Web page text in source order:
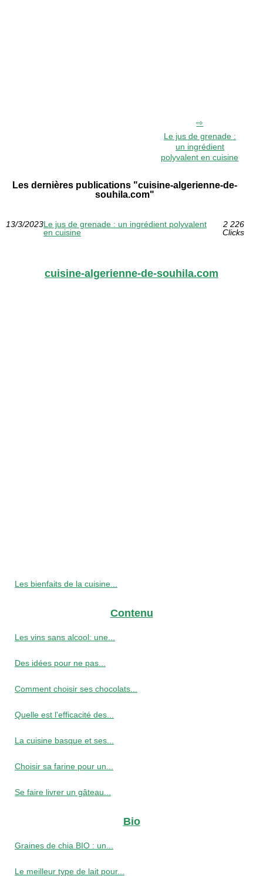
Le jus de grenade :
un ingrédient
polyvalent en cuisine
Les dernières publications "cuisine-algerienne-de-
souhila.com"
13/3/2023Le jus de grenade : un ingrédient polyvalent
en cuisine
2 226
Clicks
cuisine-algerienne-de-souhila.com
Les bienfaits de la cuisine...
Contenu
Les vins sans alcool: une...
Des idées pour ne pas...
Comment choisir ses chocolats...
Quelle est l'efficacité des...
La cuisine basque et ses...
Choisir sa farine pour un...
Se faire livrer un gâteau...
Bio
Graines de chia BIO : un...
Le meilleur type de lait pour...